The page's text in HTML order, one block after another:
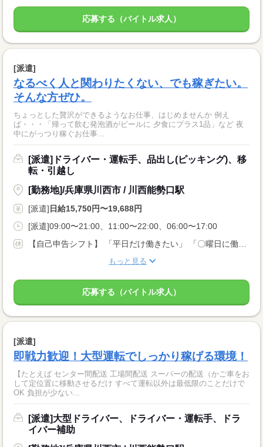
応募する（バイトル求人）
[派遣]
なるべく人と関わりたくない、でも稼ぎたい。
そんな方ぜひ。
ちょっとした贅沢ができるようなお仕事、はじめませんか 例え
ば・・・「帰って飲む発泡酒がビールに 夕食にプラス1品」など 夜
中にがっつり稼ぐお仕事...
[派遣]ドライバー・運転手、品出し(ピッキング)、移
転・引越し
[勤務地]/兵庫県川西市 / 川西能勢口駅
[派遣] 日給15,750円〜19,688円
[派遣]09:00〜21:00、11:00〜22:00、06:00〜17:00
もっと見る
応募する（バイトル求人）
[派遣]
即戦力歓迎！大型運転でしっかり稼げる環境！
【たとえば センター間配送 工場間配送 スーパーの配送（かご車をお
して定位置に移動させるだけ すべて運転以外は最低限のことだけで
OK 負担が少ない...
[派遣]大型ドライバー、ドライバー・運転手、ドラ
イバー補助